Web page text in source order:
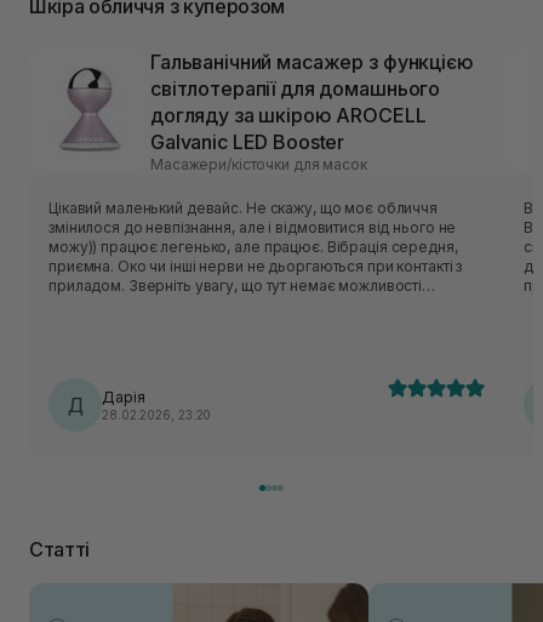
Шкіра обличчя з куперозом
Гальванічний масажер з функцією
світлотерапії для домашнього
догляду за шкірою AROCELL
Galvanic LED Booster
Масажери/кісточки для масок
Цікавий маленький девайс. Не скажу, що моє обличчя
змінилося до невпізнання, але і відмовитися від нього не
можу)) працює легенько, але працює. Вібрація середня,
приємна. Око чи інші нерви не дьоргаються при контакті з
приладом. Зверніть увагу, що тут немає можливості
тоніках пару разів на тиждень. Інколи на тканинних масках.
Шкіра після використання прибору більш напитана, засіб
прям добре поглинається, а не вивітрюється в повітря.
Д Дарія
28.02.2026, 23:20
Статті